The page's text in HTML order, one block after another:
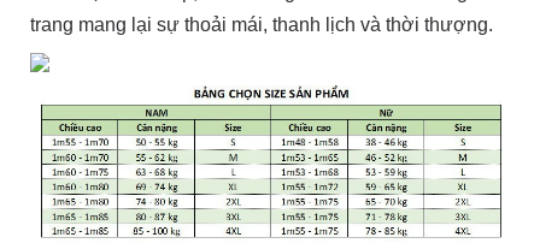
trang mang lại sự thoải mái, thanh lịch và thời thượng.